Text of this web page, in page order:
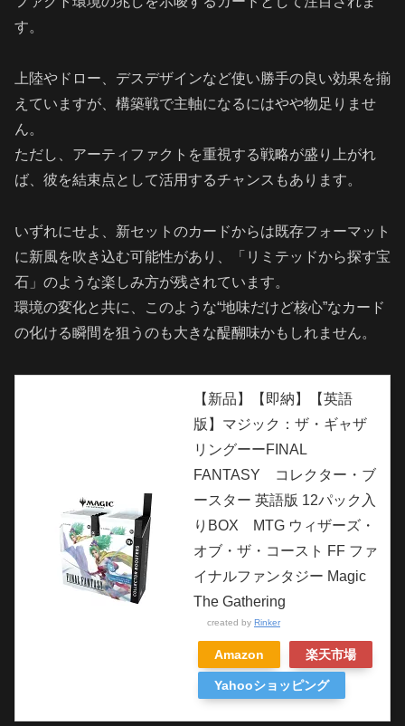
す。
上陸やドロー、デスデザインなど使い勝手の良い効果を揃
えていますが、構築戦で主軸になるにはやや物足りませ
ん。
ただし、アーティファクトを重視する戦略が盛り上がれ
ば、彼を結束点として活用するチャンスもあります。
いずれにせよ、新セットのカードからは既存フォーマット
に新風を吹き込む可能性があり、「リミテッドから探す宝
石」のような楽しみ方が残されています。
環境の変化と共に、このような“地味だけど核心”なカード
の化ける瞬間を狙うのも大きな醍醐味かもしれません。
【新品】【即納】【英語
版】マジック：ザ・ギャザ
リングーーFINAL
FANTASY コレクター・ブ
ースター 英語版 12パック入
りBOX MTG ウィザーズ・
オブ・ザ・コースト FF ファ
イナルファンタジー Magic
The Gathering
created by Rinker
Amazon 楽天市場
Yahooショッピング